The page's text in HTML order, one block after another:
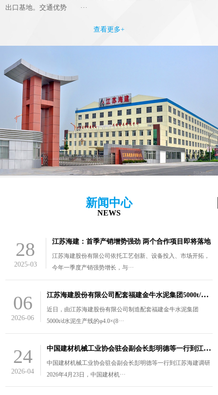
出口基地。交通优势 ···
查看更多+
新闻中心
NEWS
28
2025-03
江苏海建：首季产销增势强劲 两个合作项目即将落地
江苏海建股份有限公司依托工艺创新、设备投入、市场开拓，
今年一季度产销强势增长，与···
06
2026-06
江
苏海建股份有限公司配套福建金牛水泥集团5000t/d水泥生产线的￠4.0×（8.5+3）m风扫煤磨装车发货
近日，由江苏海建股份有限公司制造配套福建金牛水泥集团
5000t/d水泥生产线的φ4.0×(8···
24
2026-04
中
国建材机械工业协会驻会副会长彭明德等一行到江苏海建调研
中国建材机械工业协会驻会副会长彭明德等一行到江苏海建调研
2026年4月23日，中国建材机···